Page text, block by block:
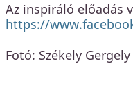
Az inspiráló előadás
https://
Fotó: Székely Gergely